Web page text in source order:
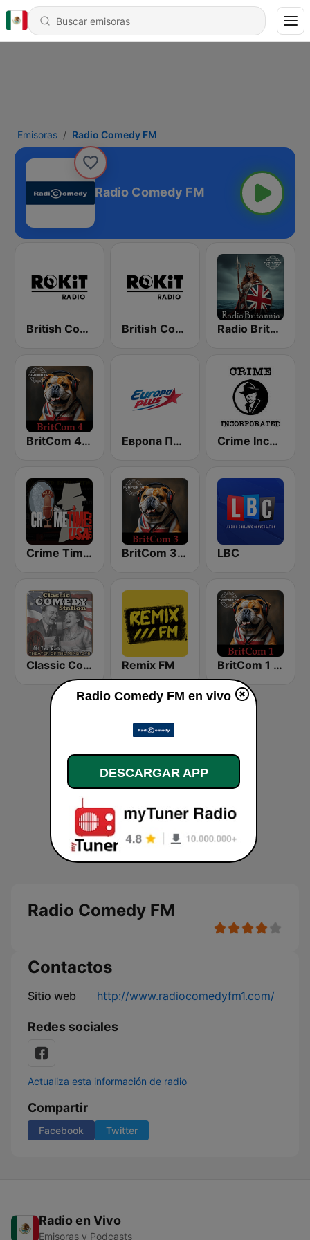
Emisoras Radio Comedy FM
Radio Comedy FM
British Comedy 2 - ROKiT Radio Network British Comedy 1 - ROKiT Radio Network Radio Britannia - Pumpkin FM
BritCom 4 - Pumpkin FM Европа Плюс (Europa Plus) Crime Incorporated - Pumpkin FM
Crime Time Radio USA BritCom 3 - Pumpkin FM LBC
Classic Comedy 24/7 - Old Time Radio Remix FM BritCom 1 - Pumpkin FM
Radio Comedy FM
Contactos
Sitio web http://www.radiocomedyfm1.com/
Redes sociales
Actualiza esta información de radio
Compartir
Facebook Twitter
Radio en Vivo
Emisoras y Podcasts
Radio Comedy FM en vivo
DESCARGAR APP